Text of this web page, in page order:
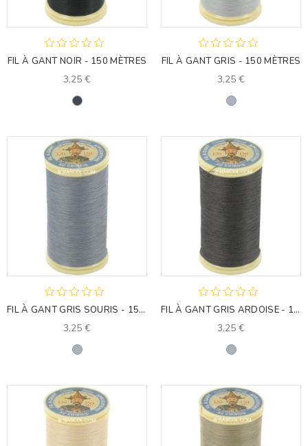
FIL À GANT NOIR - 150 MÈTRES
3,25 €
Noir
FIL À GANT GRIS - 150 MÈTRES
3,25 €
Gris
FIL À GANT GRIS SOURIS - 150 MÈTRES
3,25 €
Gris
FIL À GANT GRIS ARDOISE - 150 MÈTRES
3,25 €
Gris